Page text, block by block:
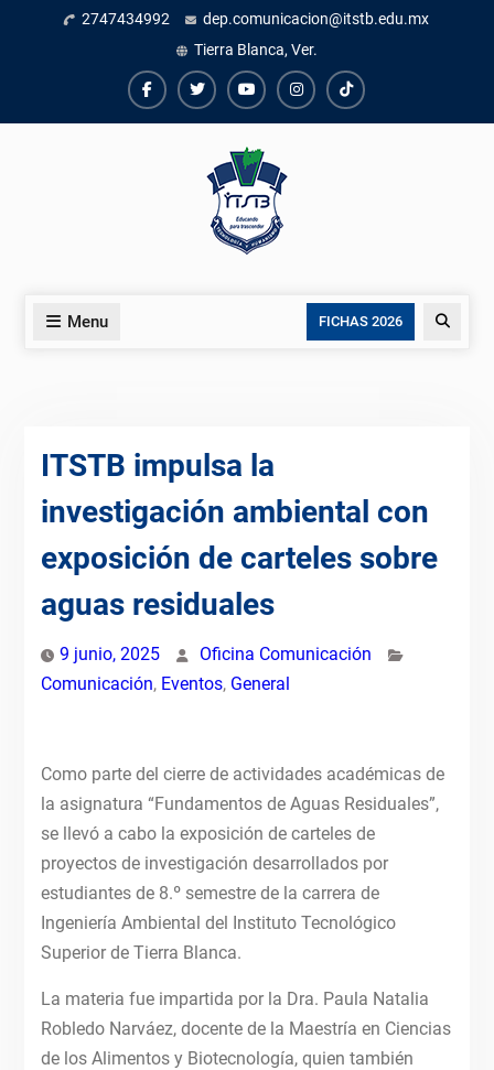
2747434992
dep.comunicacion@itstb.edu.mx
Tierra Blanca, Ver.
FacebookTwiterYoutubeinstagram
TikTok
Menu FICHAS 2026 Search
ITSTB impulsa la
investigación ambiental con
exposición de carteles sobre
aguas residuales
9 junio, 2025
Oficina Comunicación
Comunicación, Eventos, General
Como parte del cierre de actividades académicas de
la asignatura “Fundamentos de Aguas Residuales”,
se llevó a cabo la exposición de carteles de
proyectos de investigación desarrollados por
estudiantes de 8.º semestre de la carrera de
Ingeniería Ambiental del Instituto Tecnológico
Superior de Tierra Blanca.
La materia fue impartida por la Dra. Paula Natalia
Robledo Narváez, docente de la Maestría en Ciencias
de los Alimentos y Biotecnología, quien también